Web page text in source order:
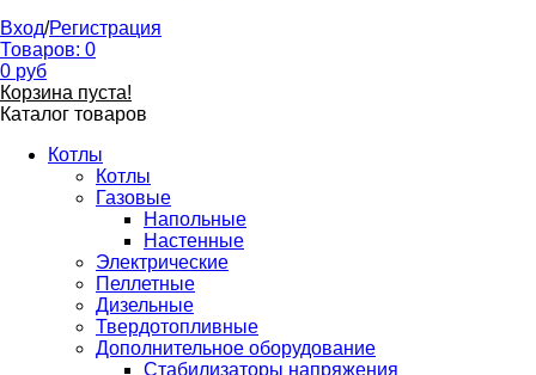
Вход/Регистрация
Товаров: 0
0 руб
Корзина пуста!
Каталог товаров
Котлы
Котлы
Газовые
Напольные
Настенные
Электрические
Пеллетные
Дизельные
Твердотопливные
Дополнительное оборудование
Стабилизаторы напряжения